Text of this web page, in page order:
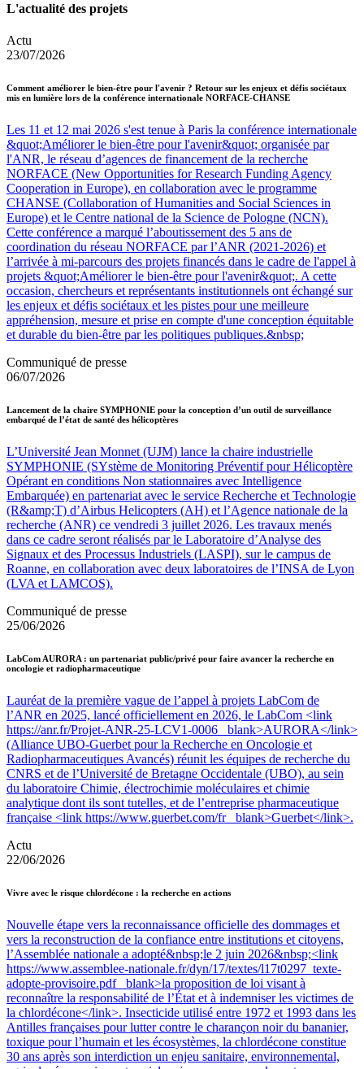
L'actualité des projets
Actu
23/07/2026
Comment améliorer le bien-être pour l'avenir ? Retour sur les enjeux et défis sociétaux
mis en lumière lors de la conférence internationale NORFACE-CHANSE
Les 11 et 12 mai 2026 s'est tenue à Paris la conférence internationale
&quot;Améliorer le bien-être pour l'avenir&quot; organisée par
l'ANR, le réseau d’agences de financement de la recherche
NORFACE (New Opportunities for Research Funding Agency
Cooperation in Europe), en collaboration avec le programme
CHANSE (Collaboration of Humanities and Social Sciences in
Europe) et le Centre national de la Science de Pologne (NCN).
Cette conférence a marqué l’aboutissement des 5 ans de
coordination du réseau NORFACE par l’ANR (2021-2026) et
l’arrivée à mi-parcours des projets financés dans le cadre de l'appel à
projets &quot;Améliorer le bien-être pour l'avenir&quot;. A cette
occasion, chercheurs et représentants institutionnels ont échangé sur
les enjeux et défis sociétaux et les pistes pour une meilleure
appréhension, mesure et prise en compte d'une conception équitable
et durable du bien-être par les politiques publiques.&nbsp;
Communiqué de presse
06/07/2026
Lancement de la chaire SYMPHONIE pour la conception d’un outil de surveillance
embarqué de l’état de santé des hélicoptères
L’Université Jean Monnet (UJM) lance la chaire industrielle
SYMPHONIE (SYstème de Monitoring Préventif pour Hélicoptère
Opérant en conditions Non stationnaires avec Intelligence
Embarquée) en partenariat avec le service Recherche et Technologie
(R&amp;T) d’Airbus Helicopters (AH) et l’Agence nationale de la
recherche (ANR) ce vendredi 3 juillet 2026. Les travaux menés
dans ce cadre seront réalisés par le Laboratoire d’Analyse des
Signaux et des Processus Industriels (LASPI), sur le campus de
Roanne, en collaboration avec deux laboratoires de l’INSA de Lyon
(LVA et LAMCOS).
Communiqué de presse
25/06/2026
LabCom AURORA : un partenariat public/privé pour faire avancer la recherche en
oncologie et radiopharmaceutique
Lauréat de la première vague de l’appel à projets LabCom de
l’ANR en 2025, lancé officiellement en 2026, le LabCom <link
https://anr.fr/Projet-ANR-25-LCV1-0006 _blank>AURORA</link>
(Alliance UBO-Guerbet pour la Recherche en Oncologie et
Radiopharmaceutiques Avancés) réunit les équipes de recherche du
CNRS et de l’Université de Bretagne Occidentale (UBO), au sein
du laboratoire Chimie, électrochimie moléculaires et chimie
analytique dont ils sont tutelles, et de l’entreprise pharmaceutique
française <link https://www.guerbet.com/fr _blank>Guerbet</link>.
Actu
22/06/2026
Vivre avec le risque chlordécone : la recherche en actions
Nouvelle étape vers la reconnaissance officielle des dommages et
vers la reconstruction de la confiance entre institutions et citoyens,
l’Assemblée nationale a adopté&nbsp;le 2 juin 2026&nbsp;<link
https://www.assemblee-nationale.fr/dyn/17/textes/l17t0297_texte-
adopte-provisoire.pdf _blank>la proposition de loi visant à
reconnaître la responsabilité de l’État et à indemniser les victimes de
la chlordécone</link>. Insecticide utilisé entre 1972 et 1993 dans les
Antilles françaises pour lutter contre le charançon noir du bananier,
toxique pour l’humain et les écosystèmes, la chlordécone constitue
30 ans après son interdiction un enjeu sanitaire, environnemental,